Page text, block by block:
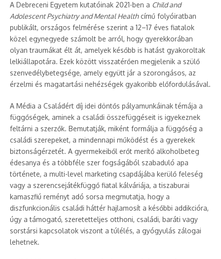
A Debreceni Egyetem kutatóinak 2021-ben a Child and
Adolescent Psychiatry and Mental Healthcímű folyóiratban
publikált, országos felmérése szerint a 12–17 éves fiatalok
közel egynegyede számolt be arról, hogy gyerekkorában
olyan traumákat élt át, amelyek később is hatást gyakoroltak
lelkiállapotára. Ezek között visszatérően megjelenik a szülő
szenvedélybetegsége, amely együtt jár a szorongásos, az
érzelmi és magatartási nehézségek gyakoribb előfordulásával.
A Média a Családért díj idei döntős pályamunkáinak témája a
függőségek, aminek a családi összefüggéseit is igyekeznek
feltárni a szerzők. Bemutatják, miként formálja a függőség a
családi szerepeket, a mindennapi működést és a gyerekek
biztonságérzetét. A gyermekeiből erőt merítő alkoholbeteg
édesanya és a többféle szer fogságából szabaduló apa
története, a multi-level marketing csapdájába kerülő feleség
vagy a szerencsejátékfüggő fiatal kálváriája, a tiszaburai
kamaszfiú reményt adó sorsa megmutatja, hogy a
diszfunkcionális családi háttér hajlamosít a későbbi addikcióra,
úgy a támogató, szeretetteljes otthoni, családi, baráti vagy
sorstársi kapcsolatok viszont a túlélés, a gyógyulás zálogai
lehetnek.